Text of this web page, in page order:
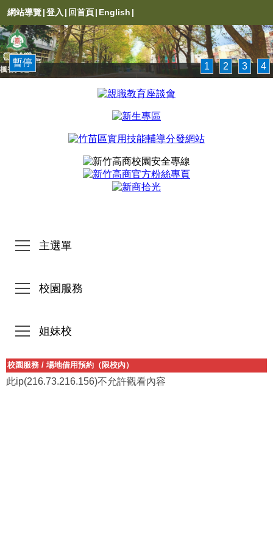
網站導覽|登入 | 回首頁| English |
暫停 1 2 3 4
楓香大道
主選單
校園服務
姐妹校
校園服務 / 場地借用預約（限校內）
此ip(216.73.216.156)不允許觀看內容